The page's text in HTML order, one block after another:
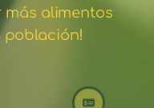
más alimentos
población!